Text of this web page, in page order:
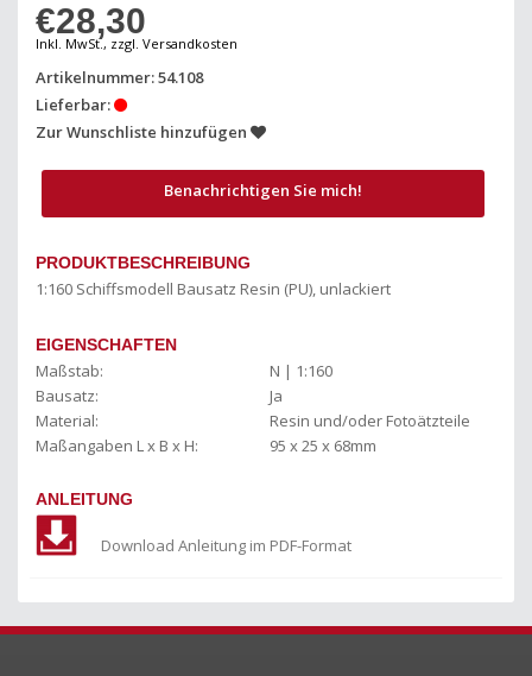
€28,30
Inkl. MwSt., zzgl. Versandkosten
Artikelnummer: 54.108
Lieferbar:
Zur Wunschliste hinzufügen
Benachrichtigen Sie mich!
PRODUKTBESCHREIBUNG
1:160 Schiffsmodell Bausatz Resin (PU), unlackiert
EIGENSCHAFTEN
Maßstab:
N | 1:160
Bausatz:
Ja
Material:
Resin und/oder Fotoätzteile
Maßangaben L x B x H:
95 x 25 x 68mm
ANLEITUNG
Download Anleitung im PDF-Format